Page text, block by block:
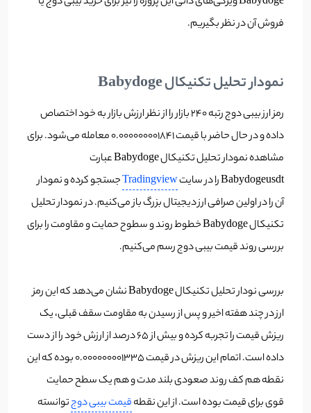
فروش آن در نظر بگیریم.
نمودار تحلیل تکنیکال Babydoge
رمز ارز بیبی دوج رتبه 240 بازار را از نظر ارزش بازار به خود اختصاص
داده و در حال حاضر با قیمت 0.000000001841 معامله می‌شود. برای
مشاهده نمودار تحلیل تکنیکال Babydoge عبارت
Babydogeusdt را در سایت
Tradingviewجستجو کرده و نمودار
آن را در اولین صرافی ارز دیجیتال بزرگ باز می‌کنیم. در نمودار تحلیل
تکنیکال Babydoge خطوط روند و سطوح حمایت و مقاومت را برای
بررسی روند قیمت بیبی دوج رسم می‌کنیم.
بررسی نودار تحلیل تکنیکال Babydoge نشان می‌دهد که این رمز
ارز در چند هفته اخیر و پس از رسیدن به مقاومت سقف قبلی، یک
ریزش قیمت را تجربه کرده و بیش از 65 درصد از ارزش خود را از دست
داده است. اتمام این ریزش در قیمت 0.000000001335 بوده که این
نقطه هم کف روند صعودی بلند مدت و هم یک سطح حمایت
قوی برای قیمت بوده است. از این نقطهقیمت بیبی دوجتوانسته